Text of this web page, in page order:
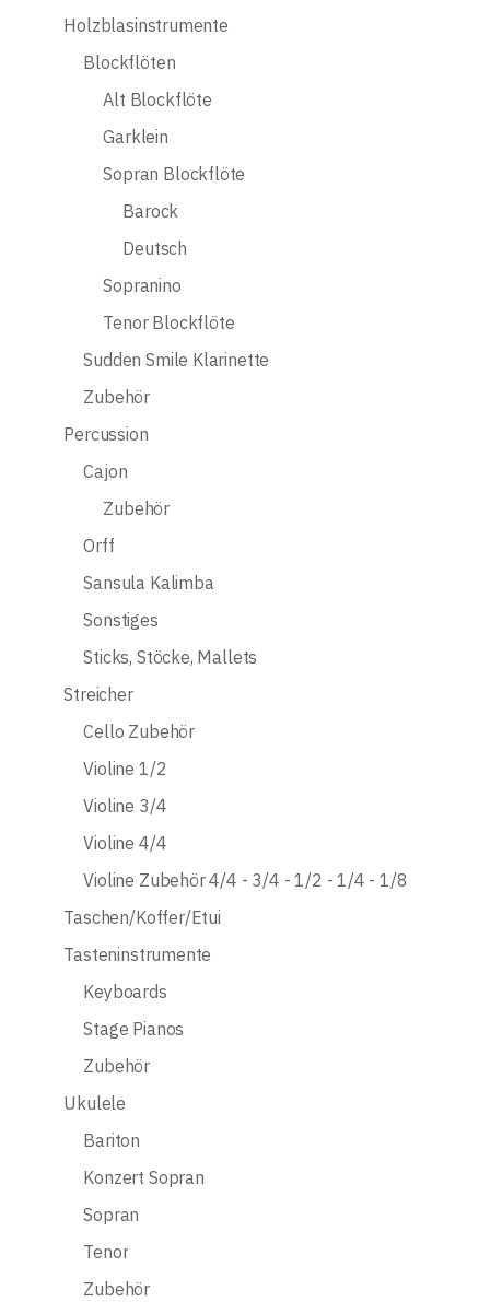
Holzblasinstrumente
Blockflöten
Alt Blockflöte
Garklein
Sopran Blockflöte
Barock
Deutsch
Sopranino
Tenor Blockflöte
Sudden Smile Klarinette
Zubehör
Percussion
Cajon
Zubehör
Orff
Sansula Kalimba
Sonstiges
Sticks, Stöcke, Mallets
Streicher
Cello Zubehör
Violine 1/2
Violine 3/4
Violine 4/4
Violine Zubehör 4/4 - 3/4 - 1/2 - 1/4 - 1/8
Taschen/Koffer/Etui
Tasteninstrumente
Keyboards
Stage Pianos
Zubehör
Ukulele
Bariton
Konzert Sopran
Sopran
Tenor
Zubehör